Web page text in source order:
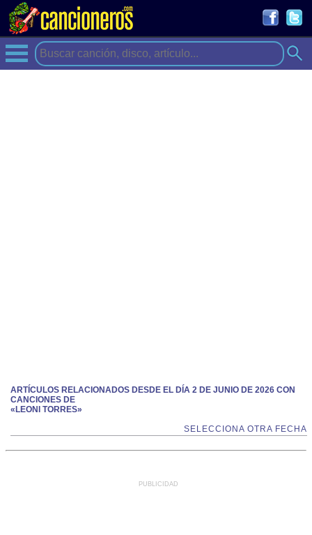
ARTÍCULOS RELACIONADOS DESDE EL DÍA 2 DE JUNIO DE 2026 CON
CANCIONES DE
«LEONI TORRES»
SELECCIONA OTRA FECHA
PUBLICIDAD